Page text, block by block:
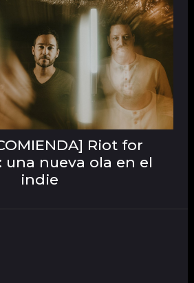
Riot for
una nueva ola en el
indie